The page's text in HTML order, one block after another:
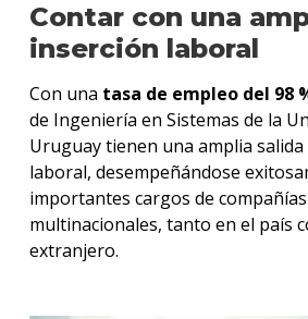
Contar con una
inserción laboral
Con una tasa de empleo del 98
de Ingeniería en Sistemas de la
Uruguay tienen una amplia
laboral, desempeñándose
importantes cargos de
multinacionales, tanto en el país
extranjero.